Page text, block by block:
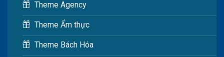
Theme Agency
Theme Ẩm thực
Theme Bách Hóa